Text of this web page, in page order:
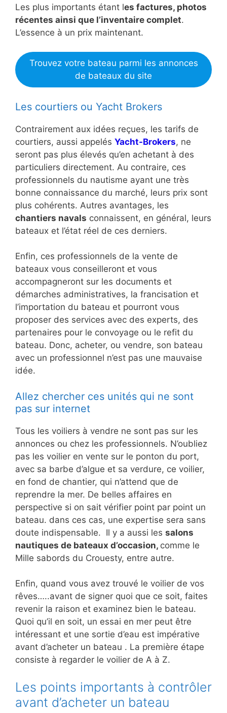
Les plus importants étant les factures, photos
récentes ainsi que l’inventaire complet.
L’essence à un prix maintenant.
Trouvez votre bateau parmi les annonces
de bateaux du site
Les courtiers ou Yacht Brokers
Contrairement aux idées reçues, les tarifs de
courtiers, aussi appelés Yacht-Brokers, ne
seront pas plus élevés qu’en achetant à des
particuliers directement. Au contraire, ces
professionnels du nautisme ayant une très
bonne connaissance du marché, leurs prix sont
plus cohérents. Autres avantages, les
chantiers navals connaissent, en général, leurs
bateaux et l’état réel de ces derniers.
Enfin, ces professionnels de la vente de
bateaux vous conseilleront et vous
accompagneront sur les documents et
démarches administratives, la francisation et
l’importation du bateau et pourront vous
proposer des services avec des experts, des
partenaires pour le convoyage ou le refit du
bateau. Donc, acheter, ou vendre, son bateau
avec un professionnel n’est pas une mauvaise
idée.
Allez chercher ces unités qui ne sont
pas sur internet
Tous les voiliers à vendre ne sont pas sur les
annonces ou chez les professionnels. N’oubliez
pas les voilier en vente sur le ponton du port,
avec sa barbe d’algue et sa verdure, ce voilier,
en fond de chantier, qui n’attend que de
reprendre la mer. De belles affaires en
perspective si on sait vérifier point par point un
bateau. dans ces cas, une expertise sera sans
doute indispensable. Il y a aussi les salons
nautiques de bateaux d’occasion, comme le
Mille sabords du Crouesty, entre autre.
Enfin, quand vous avez trouvé le voilier de vos
rêves…..avant de signer quoi que ce soit, faites
revenir la raison et examinez bien le bateau.
Quoi qu’il en soit, un essai en mer peut être
intéressant et une sortie d’eau est impérative
avant d’acheter un bateau . La première étape
consiste à regarder le voilier de A à Z.
Les points importants à contrôler
avant d’acheter un bateau